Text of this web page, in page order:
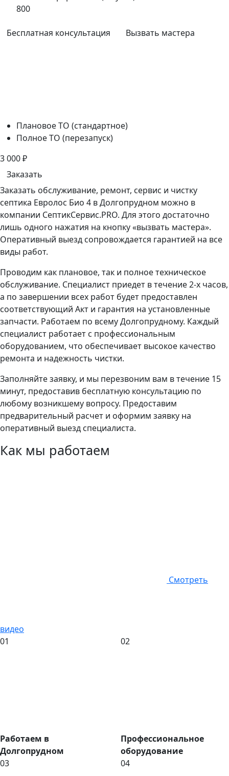
800
Бесплатная консультация Вызвать мастера
Плановое ТО (стандартное)
Полное ТО (перезапуск)
3 000₽
Заказать
Заказать обслуживание, ремонт, сервис и чистку
септика Евролос Био 4 в Долгопрудном можно в
компании СептикСервис.PRO. Для этого достаточно
лишь одного нажатия на кнопку «вызвать мастера».
Оперативный выезд сопровождается гарантией на все
виды работ.
Проводим как плановое, так и полное техническое
обслуживание. Специалист приедет в течение 2-х часов,
а по завершении всех работ будет предоставлен
соответствующий Акт и гарантия на установленные
запчасти. Работаем по всему Долгопрудному. Каждый
специалист работает с профессиональным
оборудованием, что обеспечивает высокое качество
ремонта и надежность чистки.
Заполняйте заявку, и мы перезвоним вам в течение 15
минут, предоставив бесплатную консультацию по
любому возникшему вопросу. Предоставим
предварительный расчет и оформим заявку на
оперативный выезд специалиста.
Как мы работаем
Смотреть
видео
01
Работаем в
Долгопрудном
02
Профессиональное
оборудование
03
04